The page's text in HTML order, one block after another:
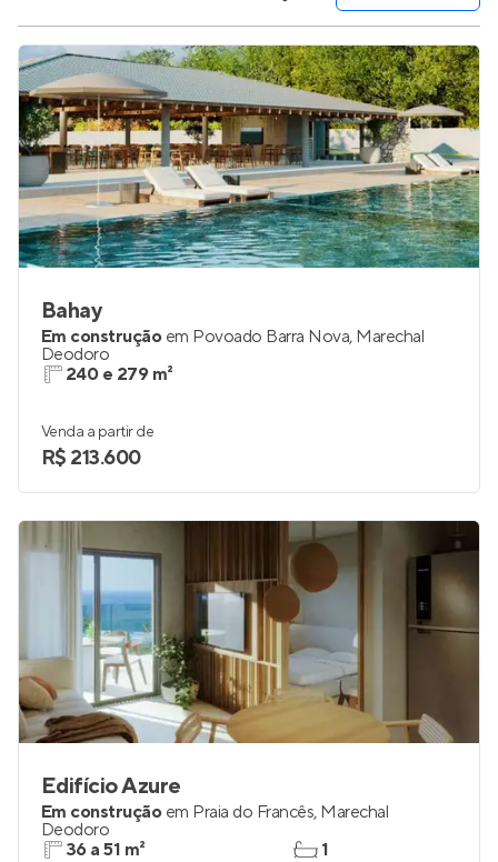
Bahay
Em construção em Povoado Barra Nova, Marechal
Deodoro
240 e 279 m²
Venda a partir de
R$ 213.600
Edifício Azure
Em construção em Praia do Francês, Marechal
Deodoro
36 a 51 m²
1